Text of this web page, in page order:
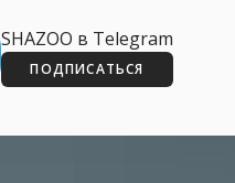
SHAZOO в Telegram
ПОДПИСАТЬСЯ